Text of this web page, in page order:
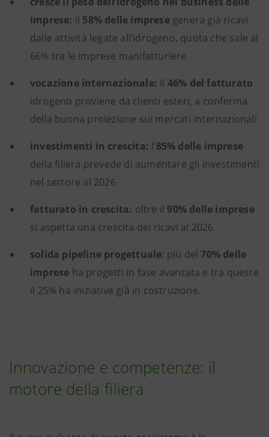
imprese: il 58% delle impresegenera già ricavi
dalle attività legate all’idrogeno, quota che sale al
66% tra le imprese manifatturiere
vocazione internazionale: il 46% del fatturato
idrogeno proviene da clienti esteri, a conferma
della buona proiezione sui mercati internazionali
investimenti in crescita: l’85% delle imprese
della filiera prevede di aumentare gli investimenti
nel settore al 2026
fatturato in crescita: oltre il 90% delle imprese
si aspetta una crescita dei ricavi al 2026
solida pipeline progettuale: più del70% delle
imprese ha progetti in fase avanzata e tra queste
il 25% ha iniziative già in costruzione.
Innovazione e competenze: il
motore della filiera